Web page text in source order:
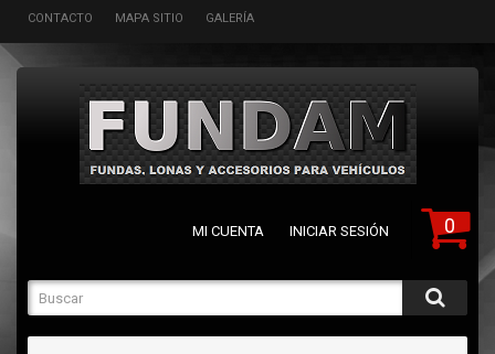
CONTACTO MAPA SITIO GALERÍA
0
MI CUENTA INICIAR SESIÓN